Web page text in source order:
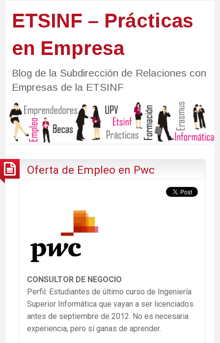
ETSINF – Prácticas
en Empresa
Blog de la Subdirección de Relaciones con
Empresas de la ETSINF
Oferta de Empleo en Pwc
CONSULTOR DE NEGOCIO
Perfil: Estudiantes de último curso de Ingeniería
Superior Informática que vayan a ser licenciados
antes de septiembre de 2012. No es necesaria
experiencia, pero sí ganas de aprender.